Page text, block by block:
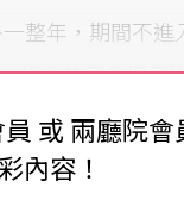
整年，期間不進
條八英尺長繩子
進入任何畫廊和
卻也讓展出他的
或 兩廳院會
內容！